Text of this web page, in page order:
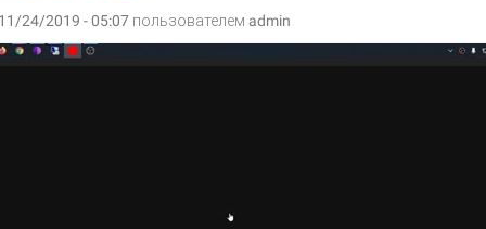
24/2019 - 05:07 пользователем admin